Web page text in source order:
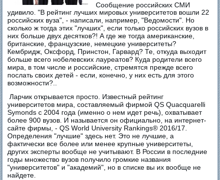
Сообщение российских СМИ
удивило. "В рейтинг лучших мировых университетов вошли 22
российских вуза", - написали, например, "Ведомости". Но
сколько ж тогда этих "лучших", если только российских вузов в
них больше двух десятков?! А где же тогда американские,
британские, французские, немецкие университеты?
Кембридж, Оксфорд, Принстон, Гарвард? Те, откуда выходит
больше всего нобелевских лауреатов? Куда родители всего
мира, в том числе и российские, стремятся прежде всего
послать своих детей - если, конечно, у них есть для этого
возможности?..
Ларчик открывается просто. Известный рейтинг
университетов мира, составляемый фирмой QS Quacquarelli
Symonds с 2004 года (именно о нем идет речь), охватывает
более 900 вузов. И называется он официально, на интернет-
сайте фирмы, - QS World University Rankings® 2016/17.
Определения "лучшие" здесь нет. Это не лучшие, а
фактически все более или менее крупные университеты,
других эксперты вообще не учитывают. В России в последние
годы множество вузов получило громкие названия
"университетов" и "академий", но в списке вы их вообще не
найдете.